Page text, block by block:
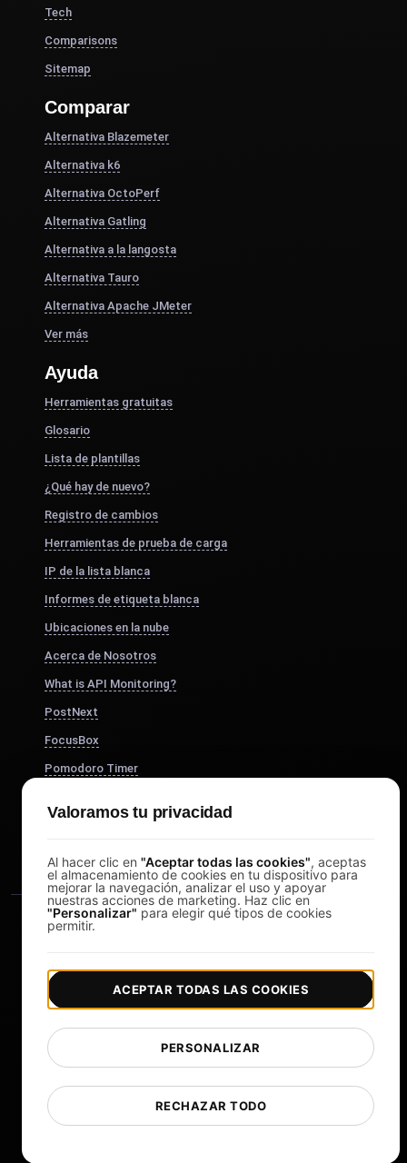
Tech
Comparisons
Sitemap
Comparar
Alternativa Blazemeter
Alternativa k6
Alternativa OctoPerf
Alternativa Gatling
Alternativa a la langosta
Alternativa Tauro
Alternativa Apache JMeter
Ver más
Ayuda
Herramientas gratuitas
Glosario
Lista de plantillas
¿Qué hay de nuevo?
Registro de cambios
Herramientas de prueba de carga
IP de la lista blanca
Informes de etiqueta blanca
Ubicaciones en la nube
Acerca de Nosotros
What is API Monitoring?
PostNext
FocusBox
Pomodoro Timer
Copyright © 2026 LoadFocus | Términos y condiciones |
Política de privacidad | Protección de datos |
Preferencias de cookies
Valoramos tu privacidad
Al hacer clic en "Aceptar todas las cookies", aceptas
el almacenamiento de cookies en tu dispositivo para
mejorar la navegación, analizar el uso y apoyar
nuestras acciones de marketing. Haz clic en
"Personalizar" para elegir qué tipos de cookies
permitir.
RECHAZAR TODO
PERSONALIZAR
ACEPTAR TODAS LAS COOKIES